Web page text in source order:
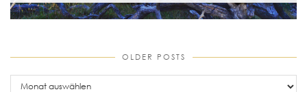
OLDER POSTS
older
posts